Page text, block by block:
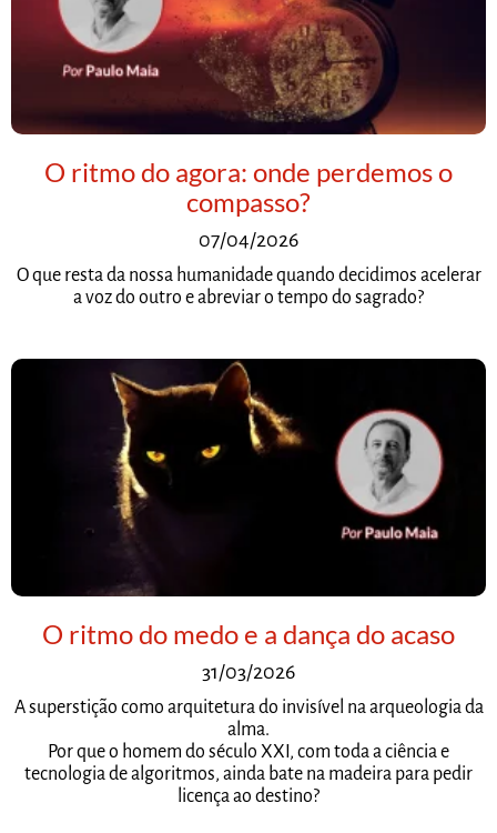
O ritmo do agora: onde perdemos o
compasso?
07/04/2026
O que resta da nossa humanidade quando decidimos acelerar
a voz do outro e abreviar o tempo do sagrado?
O ritmo do medo e a dança do acaso
31/03/2026
A superstição como arquitetura do invisível na arqueologia da
alma.
Por que o homem do século XXI, com toda a ciência e
tecnologia de algoritmos, ainda bate na madeira para pedir
licença ao destino?